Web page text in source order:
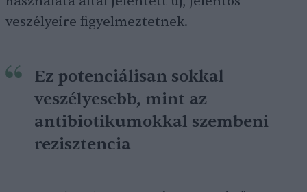
veszélyeire figyelmeztetnek.
Ez potenciálisan sokkal
veszélyesebb, mint az
antibiotikumokkal szembeni
rezisztencia